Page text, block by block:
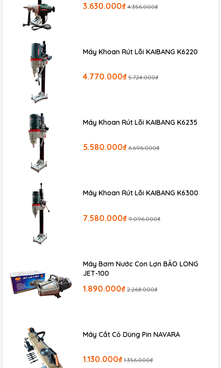
3.630.000₫ 4.356.000₫
Máy Khoan Rút Lõi KAIBANG K6220
4.770.000₫ 5.724.000₫
Máy Khoan Rút Lõi KAIBANG K6235
5.580.000₫ 6.696.000₫
Máy Khoan Rút Lõi KAIBANG K6300
7.580.000₫ 9.096.000₫
Máy Bơm Nước Con Lợn BẢO LONG
JET-100
1.890.000₫ 2.268.000₫
Máy Cắt Cỏ Dùng Pin NAVARA
1.130.000₫ 1.356.000₫